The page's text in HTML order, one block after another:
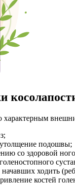
характерным
подошвы;
со здоровой
ходить
костей